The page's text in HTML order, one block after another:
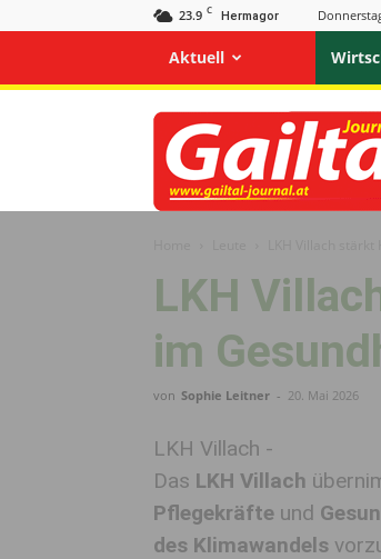
23.9 C Hermagor
Aktuell
Gailtal
Journal
LKH
im
von Sophie Leitner - 20. Mai 2026
LKH Villach -
Das LKH Villach
Pflegekräfte und
des Klimawandels